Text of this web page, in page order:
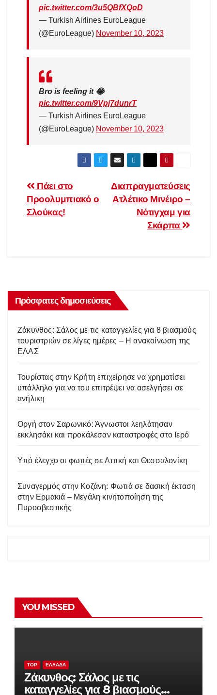
pic.twitter.com/3u5QBfXQoD
— Turkish Airlines EuroLeague
(@EuroLeague) November 10, 2023
Bro is feeling it 😂
pic.twitter.com/9Vpj7dunrT
— Turkish Airlines EuroLeague
(@EuroLeague) November 10, 2023
Πλοήγηση
άρθρων
Διαπραγματεύσεις
Ατλέτικο Μινέιρο –
Νότιγχαμ για
Σκάρπα
Πάει στο
Προολυμπιακό ο
Σλούκας!
Πρόσφατες δημοσιεύσεις
Ζάκυνθος: Σάλος με τις καταγγελίες για 8 βιασμούς
τουριστριών σε λίγες ημέρες – Η ανακοίνωση της
ΕΛΑΣ
Τουρίστας στην Κρήτη επιχείρησε να χρηματίσει
υπάλληλο για να του επιτρέψει να ασελγήσει σε
ανήλικη
Οργή στον Σαρωνικό: Άγνωστοι λεηλάτησαν
εκκλησάκι και προκάλεσαν καταστροφές στο Ιερό
Υπό έλεγχο οι φωτιές σε Αττική και Θεσσαλονίκη
Συναγερμός στην Κοζάνη: Φωτιά σε δασική έκταση
στην Ερμακιά – Μεγάλη κινητοποίηση της
Πυροσβεστικής
YOU MISSED
TOP ΕΛΛΆΔΑ
Ζάκυνθος: Σάλος με τις
καταγγελίες για 8 βιασμούς